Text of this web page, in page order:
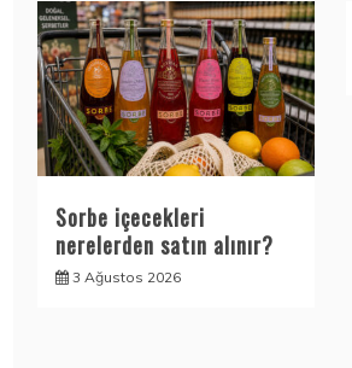
Sorbe içecekleri
nerelerden satın alınır?
3 Ağustos 2026